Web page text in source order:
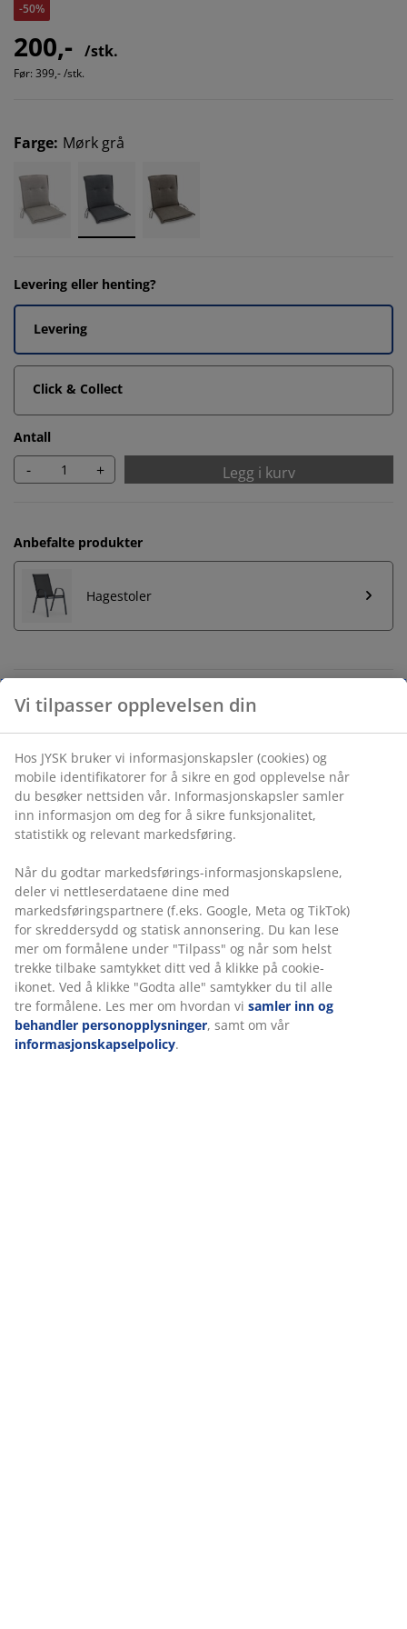
-50%
200,- /stk.
Før: 399,- /stk.
Farge: Mørk grå
Levering eller henting?
Levering
Click & Collect
Antall
- + Legg i kurv
Anbefalte produkter
Hagestoler
Ubegrenset returrett
Ingen tidsbegrensning - du kan returnere i hvilken som
helst JYSK butikk
Prisgaranti
30 dagers prisgaranti på alle varer
Fleksibel levering
Rask og enkel levering som passer deg
Eksklusiv hagepute med slitesterkt, strukturvevd trekk.
Til lav stolrygg. 51x100x4 cm
Varenr.: 6400125
Spesifikasjoner